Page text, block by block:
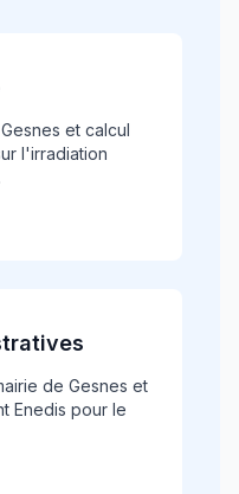
et calcul
l'irradiation
de Gesnes et
Enedis pour le